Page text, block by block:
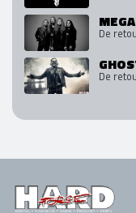
De
De